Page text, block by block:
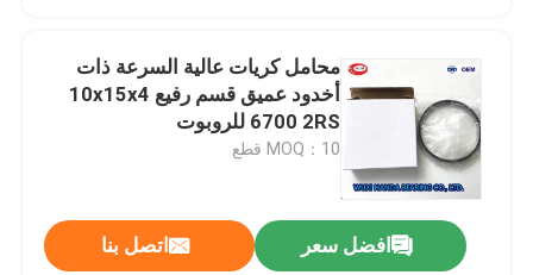
محامل كريات عالية السرعة ذات
أخدود عميق قسم رفيع 10x15x4
6700 2RS للروبوت
MOQ：10 قطع
افضل سعر اتصل بنا